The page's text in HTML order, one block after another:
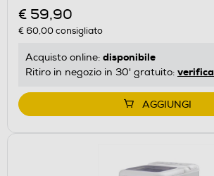
€ 59,90
€ 60,00consigliato
Acquisto online: disponibile
Ritiro in negozio in 30' gratuito: verifica
AGGIUNGI